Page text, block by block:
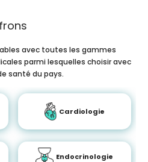
avec toutes les gammes
parmi lesquelles choisir avec
santé du pays.
Cardiologie
Endocrinologie